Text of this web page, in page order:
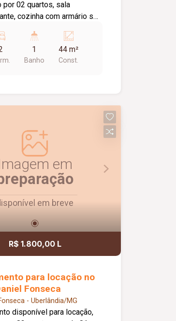
por 02 quartos, sala
cozinha com armário sob
vaga de estacionamento. O
com elevador,
mais praticidade no dia
piscina, salão de festas,
e quadra esportiva,
conforto, comodidade e
de vida para toda a família.
1
Banho
44 m²
Const.
em
em breve
R$ 1.800,00 L
para locação no
Fonseca
- Uberlândia/MG
disponível para locação,